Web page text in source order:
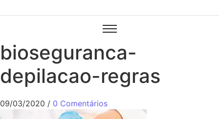
bioseguranca-
depilacao-regras
09/03/2020 / 0 Comentários